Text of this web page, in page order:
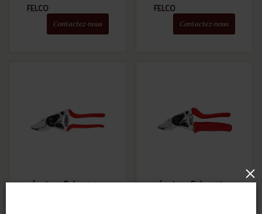
FELCO
Contactez-nous
FELCO
Contactez-nous
sécateur Felco 14 sécateur Felco 15
×